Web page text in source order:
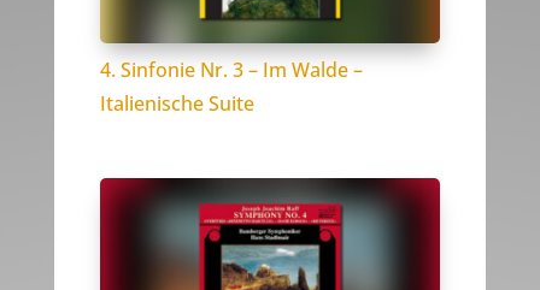
4. Sinfonie Nr. 3 – Im Walde –
Italienische Suite